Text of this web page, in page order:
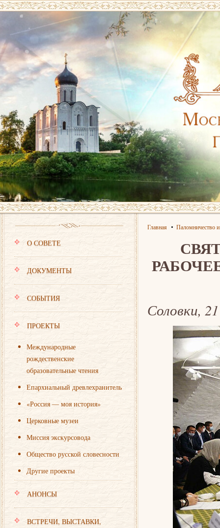
О СОВЕТЕ
ДОКУМЕНТЫ
СОБЫТИЯ
ПРОЕКТЫ
Международные
рождественские
образовательные чтения
Епархиальный древлехранитель
«Россия — моя история»
Церковные музеи
Миссия экскурсовода
Общество русской словесности
Другие проекты
АНОНСЫ
ВСТРЕЧИ, ВЫСТАВКИ,
Главная Паломничество
Соловки,